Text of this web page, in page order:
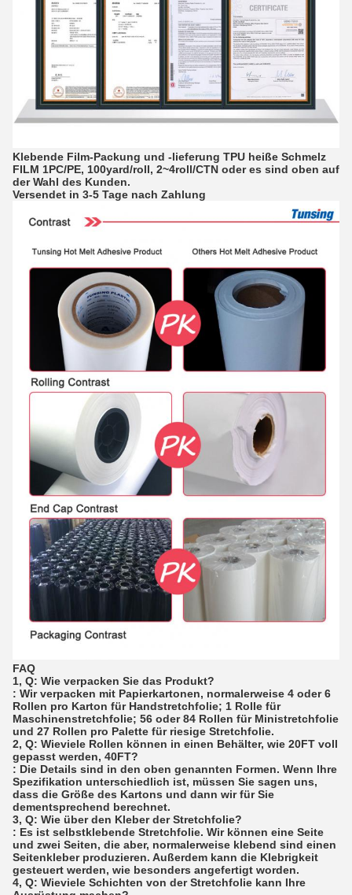
Klebende Film-Packung und -lieferung TPU heiße Schmelz
FILM 1PC/PE, 100yard/roll, 2~4roll/CTN oder es sind oben auf
der Wahl des Kunden.
Versendet in 3-5 Tage nach Zahlung
FAQ
1, Q: Wie verpacken Sie das Produkt?
: Wir verpacken mit Papierkartonen, normalerweise 4 oder 6
Rollen pro Karton für Handstretchfolie; 1 Rolle für
Maschinenstretchfolie; 56 oder 84 Rollen für Ministretchfolie
und 27 Rollen pro Palette für riesige Stretchfolie.
2, Q: Wieviele Rollen können in einen Behälter, wie 20FT voll
gepasst werden, 40FT?
: Die Details sind in den oben genannten Formen. Wenn Ihre
Spezifikation unterschiedlich ist, müssen Sie sagen uns,
dass die Größe des Kartons und dann wir für Sie
dementsprechend berechnet.
3, Q: Wie über den Kleber der Stretchfolie?
: Es ist selbstklebende Stretchfolie. Wir können eine Seite
und zwei Seiten, die aber, normalerweise klebend sind einen
Seitenkleber produzieren. Außerdem kann die Klebrigkeit
gesteuert werden, wie besonders angefertigt worden.
4, Q: Wieviele Schichten von der Stretchfolie kann Ihre